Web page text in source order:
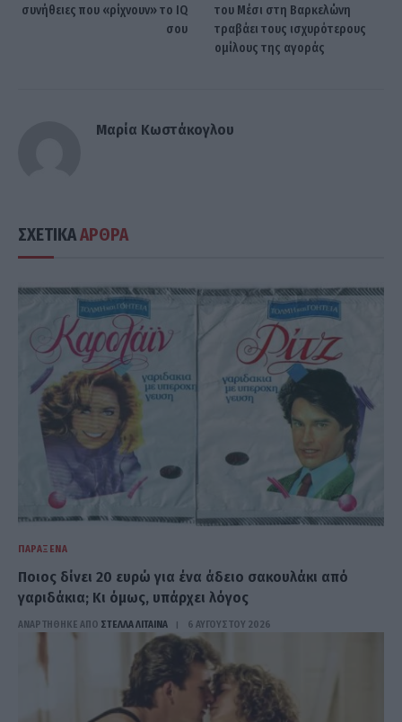
συνήθειες που «ρίχνουν» το IQ
σου
του Μέσι στη Βαρκελώνη
τραβάει τους ισχυρότερους
ομίλους της αγοράς
Μαρία Κωστάκογλου
ΣΧΕΤΙΚΑΑΡΘΡΑ
ΠΑΡΆΞΕΝΑ
Ποιος δίνει 20 ευρώ για ένα άδειο σακουλάκι από
γαριδάκια; Κι όμως, υπάρχει λόγος
ΑΝΑΡΤΗΘΗΚΕ ΑΠΟ ΣΤΈΛΛΑ ΛΊΤΑΙΝΑ 6 ΑΥΓΟΎΣΤΟΥ 2026